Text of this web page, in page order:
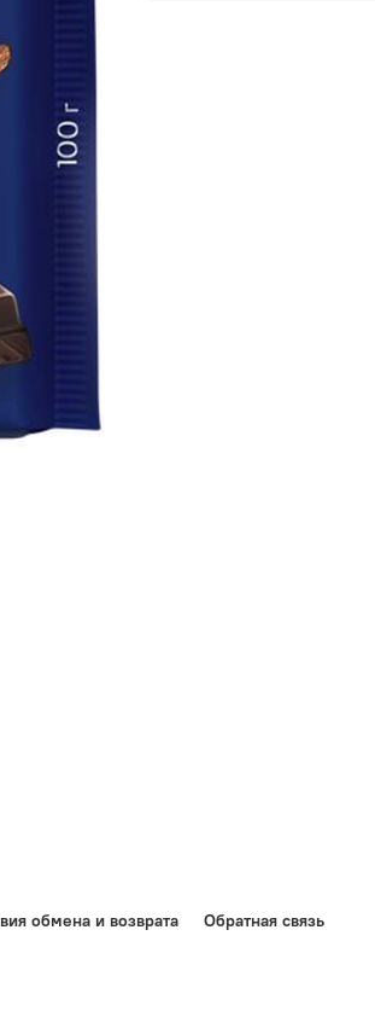
обмена и возврата Обратная связь